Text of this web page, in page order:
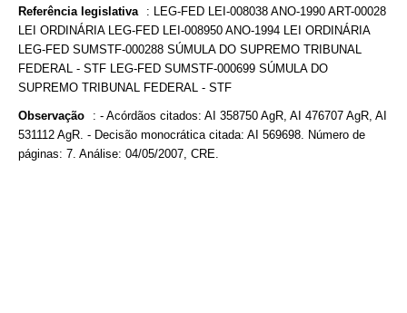
Referência legislativa : LEG-FED LEI-008038 ANO-1990 ART-00028
LEI ORDINÁRIA LEG-FED LEI-008950 ANO-1994 LEI ORDINÁRIA
LEG-FED SUMSTF-000288 SÚMULA DO SUPREMO TRIBUNAL
FEDERAL - STF LEG-FED SUMSTF-000699 SÚMULA DO
SUPREMO TRIBUNAL FEDERAL - STF
Observação : - Acórdãos citados: AI 358750 AgR, AI 476707 AgR, AI
531112 AgR. - Decisão monocrática citada: AI 569698. Número de
páginas: 7. Análise: 04/05/2007, CRE.